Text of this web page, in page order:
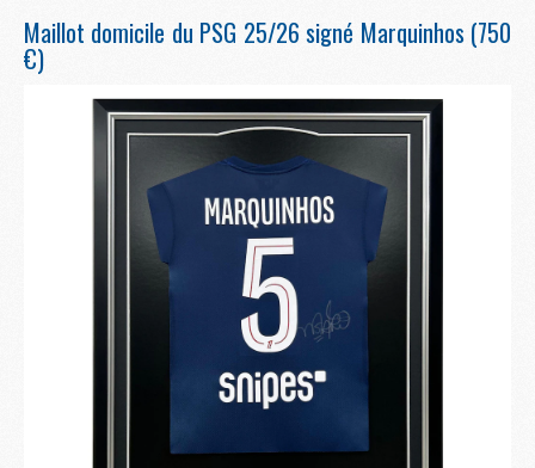
Maillot domicile du PSG 25/26 signé Marquinhos (750
€)